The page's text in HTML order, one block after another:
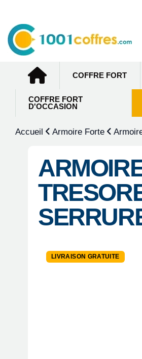
COFFRE FORT
COFFRE FORT
D'OCCASION
Accueil Armoire Forte
LIVRAISON GRATUITE